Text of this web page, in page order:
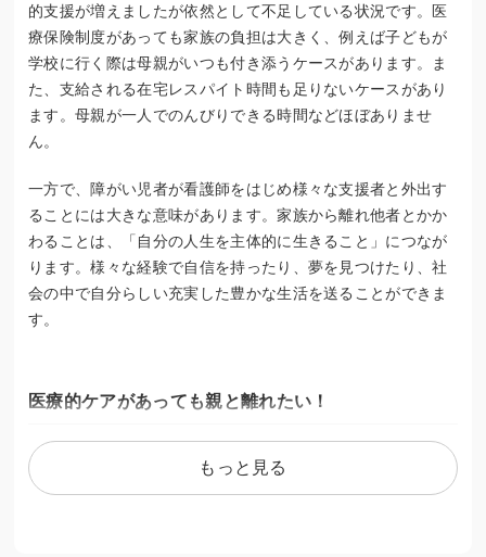
的支援が増えましたが依然として不足している状況です。医
療保険制度があっても家族の負担は大きく、例えば子どもが
学校に行く際は母親がいつも付き添うケースがあります。ま
た、支給される在宅レスパイト時間も足りないケースがあり
ます。母親が一人でのんびりできる時間などほぼありませ
ん。
一方で、障がい児者が看護師をはじめ様々な支援者と外出す
ることには大きな意味があります。家族から離れ他者とかか
わることは、「自分の人生を主体的に生きること」につなが
ります。様々な経験で自信を持ったり、夢を見つけたり、社
会の中で自分らしい充実した豊かな生活を送ることができま
す。
医療的ケアがあっても親と離れたい！
人工呼吸器など高度な医療的ケアがあっても、カラオケや、
映画館、買い物など、自宅外での社会活動を主介護者である
もっと見る